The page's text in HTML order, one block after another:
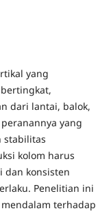
yang
dari lantai, balok,
yang
stabilitas
kolom harus
dan konsisten
Penelitian ini
terhadap